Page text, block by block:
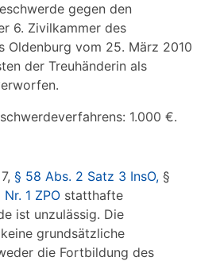
gegen den
6. Zivilkammer des
Oldenburg vom 25. März 2010
der Treuhänderin als
1.000 €.
§ 58 Abs. 2 Satz 3 InsO, §
1 ZPO statthafte
ist unzulässig. Die
grundsätzliche
die Fortbildung des